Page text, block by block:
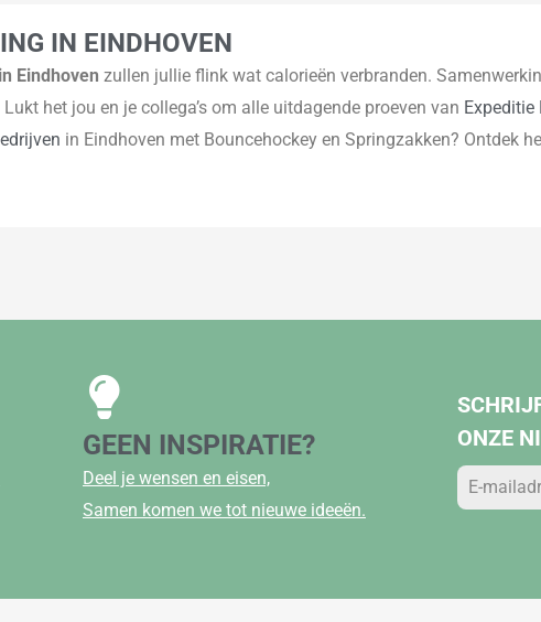
IN EINDHOVEN
Eindhoven zullen jullie flink wat calorieën verbranden.
het jou en je collega’s om alle uitdagende proeven van Expeditie
in Eindhoven met Bouncehockey en Springzakken? Ontdek
GEEN INSPIRATIE?
Deel je wensen en eisen,
Samen komen we tot nieuwe ideeën.
ONZE